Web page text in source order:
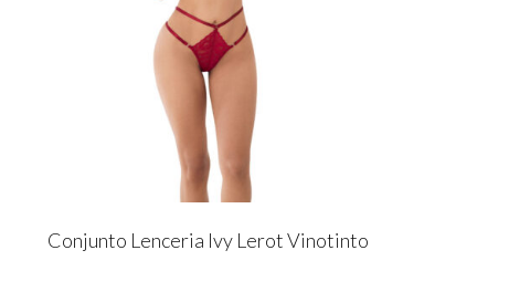
Conjunto Lenceria Ivy Lerot Vinotinto